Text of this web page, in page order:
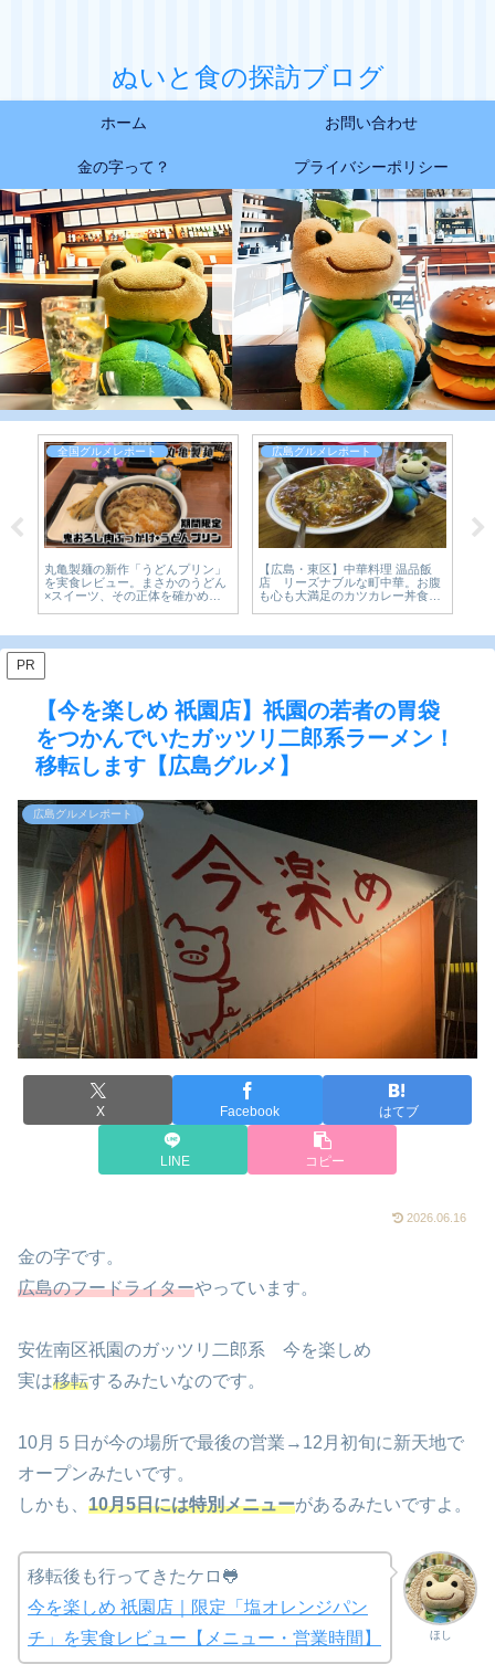
ぬいと食の探訪ブログ
ホーム お問い合わせ
金の字って？ プライバシーポリシー
全国グルメレポート
丸亀製麺の新作「うどんプリン」
を実食レビュー。まさかのうどん
×スイーツ、その正体を確かめて
広島グルメレポート
【広島・東区】中華料理 温品飯
店 リーズナブルな町中華。お腹
も心も大満足のカツカレー丼食べ
PR
【今を楽しめ 祇園店】祇園の若者の胃袋
をつかんでいたガッツリ二郎系ラーメン！
移転します【広島グルメ】
広島グルメレポート
X Facebook はてブ
LINE コピー
2026.06.16
金の字です。
広島のフードライターやっています。
安佐南区祇園のガッツリ二郎系 今を楽しめ
実は移転するみたいなのです。
10月５日が今の場所で最後の営業→12月初旬に新天地で
オープンみたいです。
しかも、 10月5日には特別メニューがあるみたいですよ。
ほし
移転後も行ってきたケロ🐸
今を楽しめ 祇園店｜限定「塩オレンジパン
チ」を実食レビュー【メニュー・営業時間】